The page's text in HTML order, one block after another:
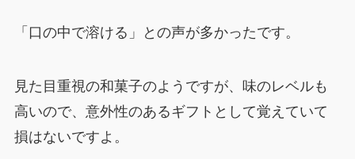
「口の中で溶ける」との声が多かったです。
見た目重視の和菓子のようですが、味のレベルも
高いので、意外性のあるギフトとして覚えていて
損はないですよ。